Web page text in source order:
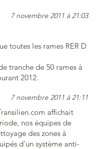
7 novembre 2011 à 21:03
toutes les rames RER D
tranche de 50 rames à
2012.
7 novembre 2011 à 21:11
affichait
nos équipes de
des zones à
d’un système anti-